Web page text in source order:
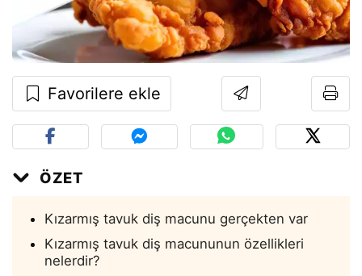
Favorilere ekle
ÖZET
Kızarmış tavuk diş macunu gerçekten var
Kızarmış tavuk diş macununun özellikleri
nelerdir?